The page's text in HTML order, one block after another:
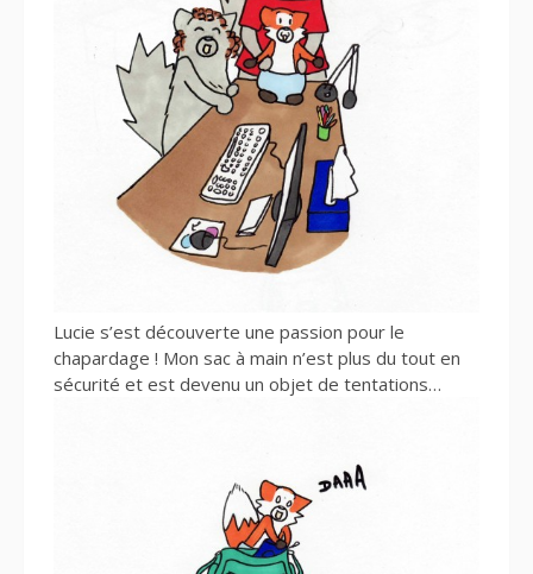
Lucie s’est découverte une passion pour le
chapardage ! Mon sac à main n’est plus du tout en
sécurité et est devenu un objet de tentations…